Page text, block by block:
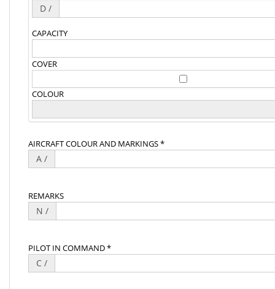
D /
CAPACITY
COVER
COLOUR
AIRCRAFT COLOUR AND MARKINGS *
A /
REMARKS
N /
PILOT IN COMMAND *
C /